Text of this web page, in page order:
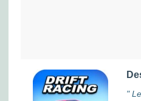
"